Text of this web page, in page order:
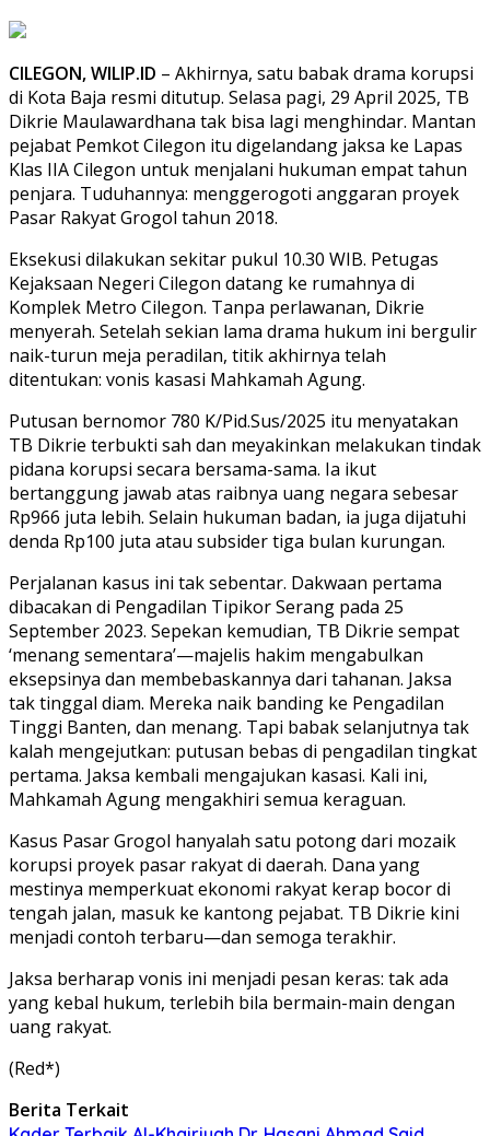
CILEGON, WILIP.ID – Akhirnya, satu babak drama korupsi
di Kota Baja resmi ditutup. Selasa pagi, 29 April 2025, TB
Dikrie Maulawardhana tak bisa lagi menghindar. Mantan
pejabat Pemkot Cilegon itu digelandang jaksa ke Lapas
Klas IIA Cilegon untuk menjalani hukuman empat tahun
penjara. Tuduhannya: menggerogoti anggaran proyek
Pasar Rakyat Grogol tahun 2018.
Eksekusi dilakukan sekitar pukul 10.30 WIB. Petugas
Kejaksaan Negeri Cilegon datang ke rumahnya di
Komplek Metro Cilegon. Tanpa perlawanan, Dikrie
menyerah. Setelah sekian lama drama hukum ini bergulir
naik-turun meja peradilan, titik akhirnya telah
ditentukan: vonis kasasi Mahkamah Agung.
Putusan bernomor 780 K/Pid.Sus/2025 itu menyatakan
TB Dikrie terbukti sah dan meyakinkan melakukan tindak
pidana korupsi secara bersama-sama. Ia ikut
bertanggung jawab atas raibnya uang negara sebesar
Rp966 juta lebih. Selain hukuman badan, ia juga dijatuhi
denda Rp100 juta atau subsider tiga bulan kurungan.
Perjalanan kasus ini tak sebentar. Dakwaan pertama
dibacakan di Pengadilan Tipikor Serang pada 25
September 2023. Sepekan kemudian, TB Dikrie sempat
‘menang sementara’—majelis hakim mengabulkan
eksepsinya dan membebaskannya dari tahanan. Jaksa
tak tinggal diam. Mereka naik banding ke Pengadilan
Tinggi Banten, dan menang. Tapi babak selanjutnya tak
kalah mengejutkan: putusan bebas di pengadilan tingkat
pertama. Jaksa kembali mengajukan kasasi. Kali ini,
Mahkamah Agung mengakhiri semua keraguan.
Kasus Pasar Grogol hanyalah satu potong dari mozaik
korupsi proyek pasar rakyat di daerah. Dana yang
mestinya memperkuat ekonomi rakyat kerap bocor di
tengah jalan, masuk ke kantong pejabat. TB Dikrie kini
menjadi contoh terbaru—dan semoga terakhir.
Jaksa berharap vonis ini menjadi pesan keras: tak ada
yang kebal hukum, terlebih bila bermain-main dengan
uang rakyat.
(Red*)
Berita Terkait